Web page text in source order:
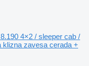
4×2 / sleeper cab /
klizna zavesa cerada +